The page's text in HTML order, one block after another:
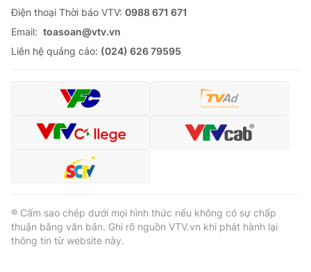
Ðiện thoại Thời báo VTV: 0988 671 671
Email: toasoan@vtv.vn
Liên hệ quảng cáo: (024) 626 79595
® Cấm sao chép dưới mọi hình thức nếu không có sự chấp
thuận bằng văn bản. Ghi rõ nguồn VTV.vn khi phát hành lại
thông tin từ website này.